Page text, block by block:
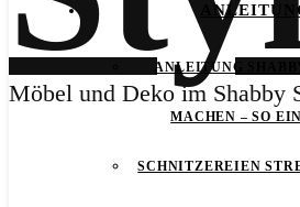
Möbel und Deko im Shabby
ANLEITUNG
MACHEN – SO
SCHNITZEREIEN